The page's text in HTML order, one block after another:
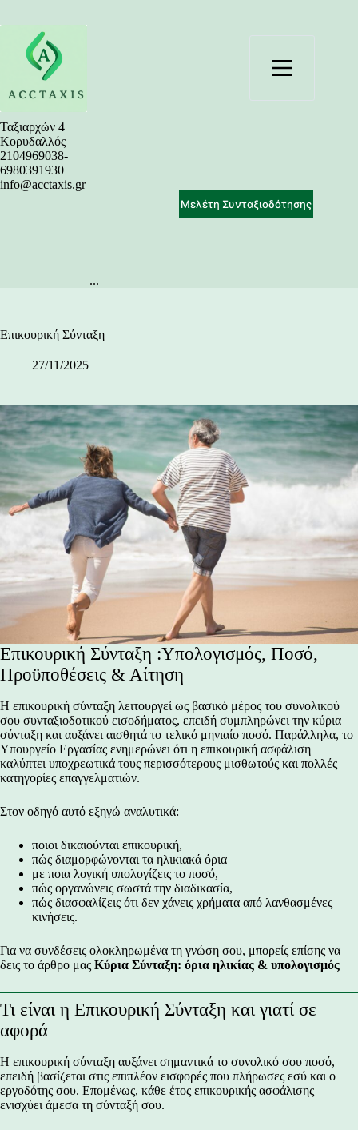
περιεχόμενο
Ταξιαρχών 4
Κορυδαλλός
2104969038-
6980391930
info@acctaxis.gr
...
Μελέτη Συνταξιοδότησης
Επικουρική Σύνταξη
27/11/2025
Επικουρική Σύνταξη :Υπολογισμός, Ποσό,
Προϋποθέσεις & Αίτηση
Η επικουρική σύνταξη λειτουργεί ως βασικό μέρος του συνολικού
σου συνταξιοδοτικού εισοδήματος, επειδή συμπληρώνει την κύρια
σύνταξη και αυξάνει αισθητά το τελικό μηνιαίο ποσό. Παράλληλα, το
Υπουργείο Εργασίας ενημερώνει ότι η επικουρική ασφάλιση
καλύπτει υποχρεωτικά τους περισσότερους μισθωτούς και πολλές
κατηγορίες επαγγελματιών.
Στον οδηγό αυτό εξηγώ αναλυτικά:
ποιοι δικαιούνται επικουρική,
πώς διαμορφώνονται τα ηλικιακά όρια
με ποια λογική υπολογίζεις το ποσό,
πώς οργανώνεις σωστά την διαδικασία,
πώς διασφαλίζεις ότι δεν χάνεις χρήματα από λανθασμένες
κινήσεις.
Για να συνδέσεις ολοκληρωμένα τη γνώση σου, μπορείς επίσης να
δεις το άρθρο μας Κύρια Σύνταξη: όρια ηλικίας & υπολογισμός
Τι είναι η Επικουρική Σύνταξη και γιατί σε
αφορά
Η επικουρική σύνταξη αυξάνει σημαντικά το συνολικό σου ποσό,
επειδή βασίζεται στις επιπλέον εισφορές που πλήρωσες εσύ και ο
εργοδότης σου. Επομένως, κάθε έτος επικουρικής ασφάλισης
ενισχύει άμεσα τη σύνταξή σου.